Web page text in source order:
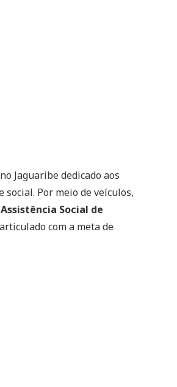
Jaguaribe dedicado aos
Por meio de veículos,
Assistência Social de
com a meta de